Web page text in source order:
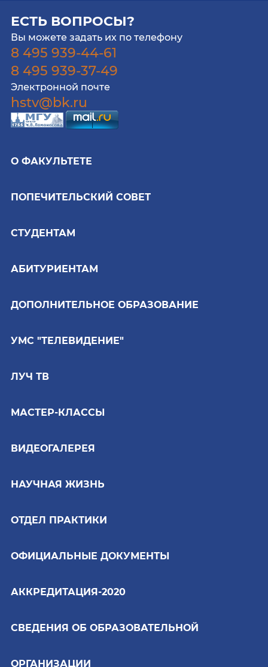
ЕСТЬ ВОПРОСЫ?
Вы можете задать их по телефону
8 495 939-44-61
8 495 939-37-49
Электронной почте
hstv@bk.ru
О ФАКУЛЬТЕТЕ
ПОПЕЧИТЕЛЬСКИЙ СОВЕТ
СТУДЕНТАМ
АБИТУРИЕНТАМ
ДОПОЛНИТЕЛЬНОЕ ОБРАЗОВАНИЕ
УМС "ТЕЛЕВИДЕНИЕ"
ЛУЧ ТВ
МАСТЕР-КЛАССЫ
ВИДЕОГАЛЕРЕЯ
НАУЧНАЯ ЖИЗНЬ
ОТДЕЛ ПРАКТИКИ
ОФИЦИАЛЬНЫЕ ДОКУМЕНТЫ
АККРЕДИТАЦИЯ-2020
СВЕДЕНИЯ ОБ ОБРАЗОВАТЕЛЬНОЙ
ОРГАНИЗАЦИИ